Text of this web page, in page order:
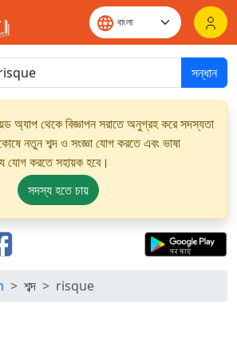
সন্ধান
অ্যাপ থেকে বিজ্ঞাপন সরাতে অনুগ্রহ করে সদস্যতা
নতুন শব্দ ও সংজ্ঞা যোগ করতে এবং ভাষা
যোগ করতে সহায়ক হবে।
সদস্য হতে চায়
শব্দ risque